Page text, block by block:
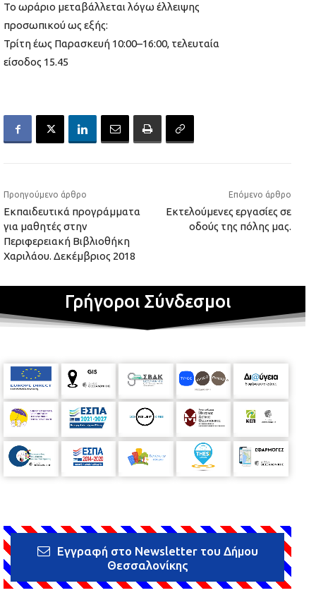
Το ωράριο μεταβάλλεται λόγω έλλειψης
προσωπικού ως εξής:
Τρίτη έως Παρασκευή 10:00–16:00, τελευταία
είσοδος 15.45
Προηγούμενο άρθρο
Εκπαιδευτικά προγράμματα
για μαθητές στην
Περιφερειακή Βιβλιοθήκη
Χαριλάου. Δεκέμβριος 2018
Επόμενο άρθρο
Εκτελούμενες εργασίες σε
οδούς της πόλης μας.
Γρήγοροι Σύνδεσμοι
Εγγραφή στο Newsletter του Δήμου
Θεσσαλονίκης